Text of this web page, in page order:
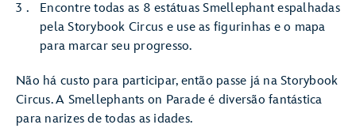
Encontre todas as 8 estátuas Smellephant espalhadas
pela Storybook Circus e use as figurinhas e o mapa
para marcar seu progresso.
Não há custo para participar, então passe já na Storybook
Circus. A Smellephants on Parade é diversão fantástica
para narizes de todas as idades.